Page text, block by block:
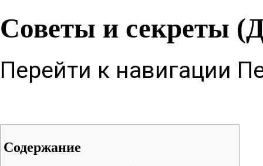
Советы и секреты
Перейти к навигации
Содержание